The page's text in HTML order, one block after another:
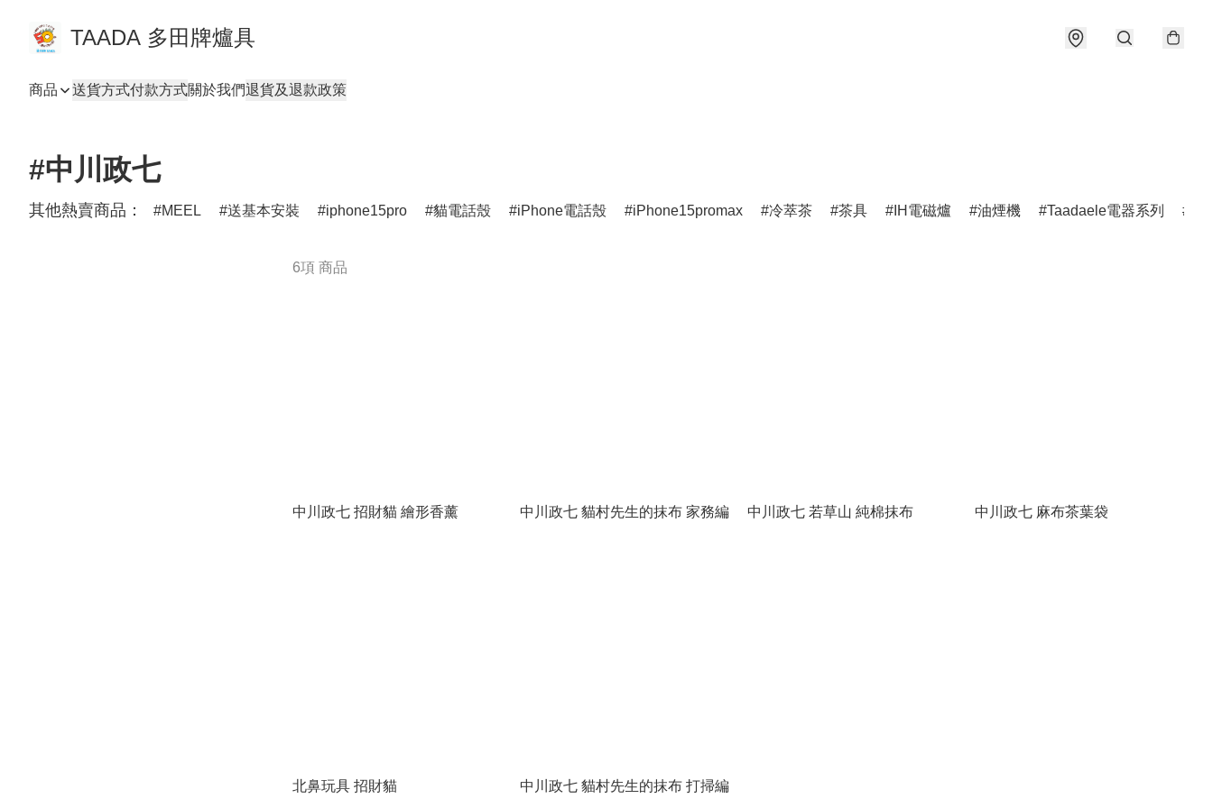
TAADA 多田牌爐具
商品 送貨方式付款方式關於我們退貨及退款政策
#中川政七
其他熱賣商品： MEEL 送基本安裝 iphone15pro 貓電話殼 iPhone電話殼 iPhone15promax 冷萃茶 茶具 IH電磁爐 油煙機 Taadaele電器系列
6項 商品
中川政七 招財貓 繪形香薰 中川政七 貓村先生的抹布 家務編 中川政七 若草山 純棉抹布 中川政七 麻布茶葉袋
北鼻玩具 招財貓 中川政七 貓村先生的抹布 打掃編